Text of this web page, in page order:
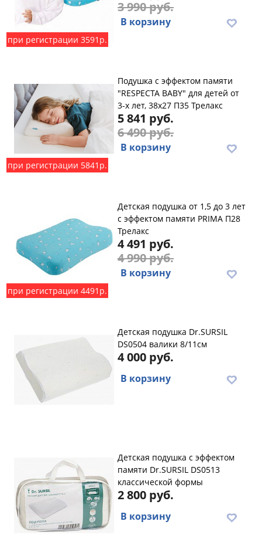
при регистрации 3591р.
3 990 руб.
В корзину
при регистрации 5841р.
Подушка с эффектом памяти
"RESPECTA BABY" для детей от
3-х лет, 38х27 П35 Трелакс
5 841 руб.
6 490 руб.
В корзину
при регистрации 4491р.
Детская подушка от 1,5 до 3 лет
с эффектом памяти PRIMA П28
Трелакс
4 491 руб.
4 990 руб.
В корзину
Детская подушка Dr.SURSIL
DS0504 валики 8/11см
4 000 руб.
В корзину
Детская подушка с эффектом
памяти Dr.SURSIL DS0513
классической формы
2 800 руб.
В корзину